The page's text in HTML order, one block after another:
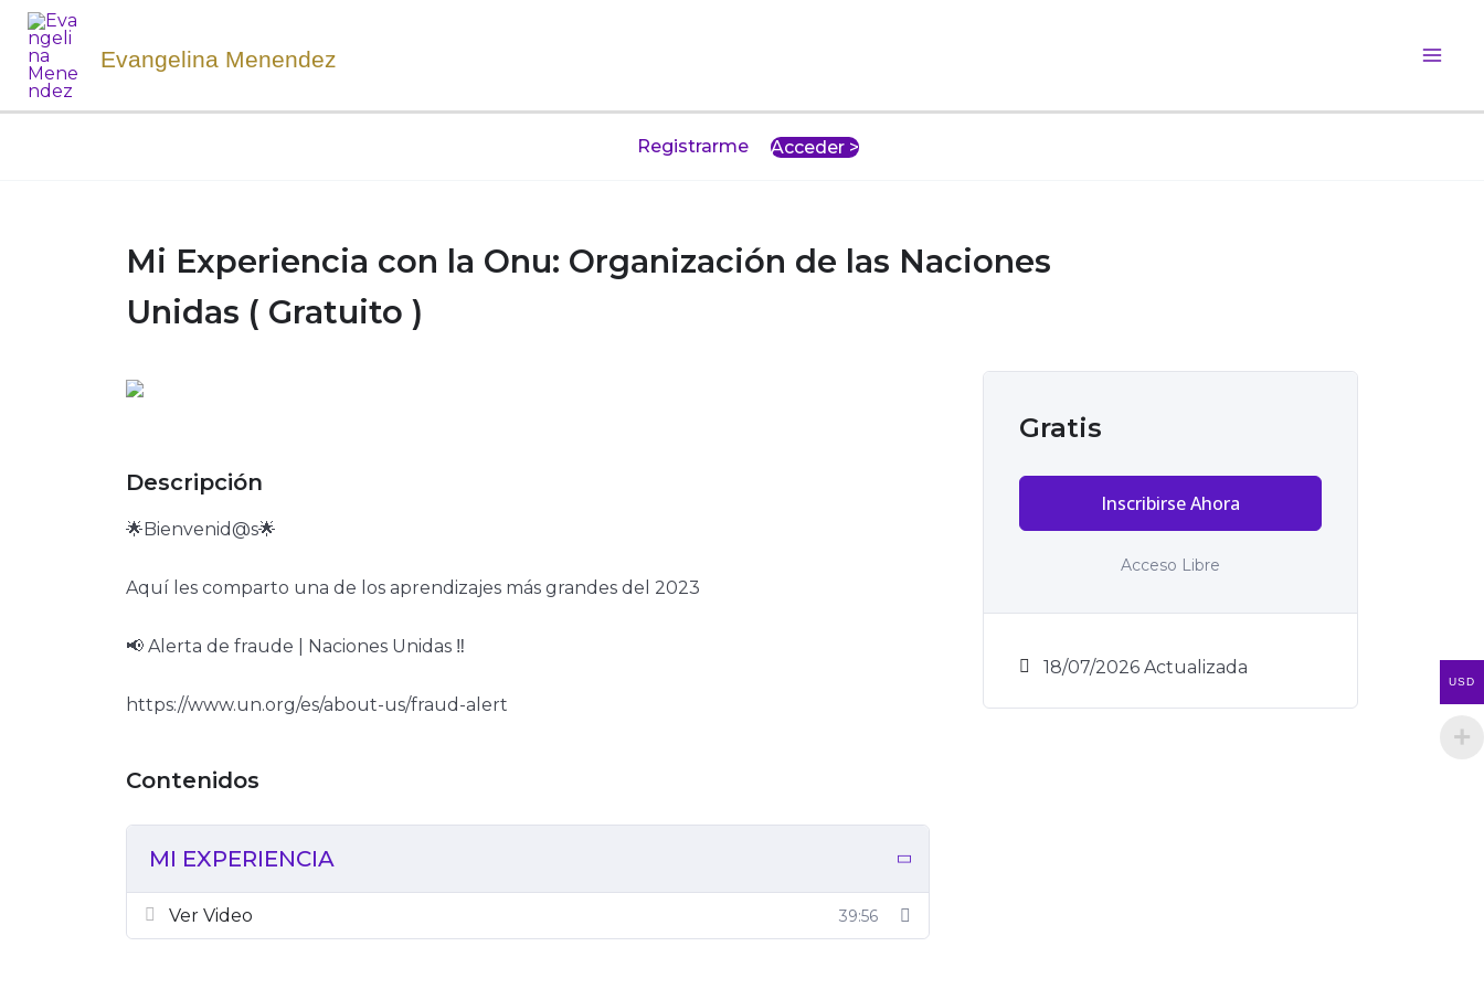
contenido
Evangelina Menendez
Registrarme Acceder >
Mi Experiencia con la Onu: Organización de las Naciones
Unidas ( Gratuito )
Descripción
🌟Bienvenid@s🌟
Aquí les comparto una de los aprendizajes más grandes del 2023
📢 Alerta de fraude | Naciones Unidas ‼️
https://www.un.org/es/about-us/fraud-alert
MI EXPERIENCIA
Ver Video 39:56
Gratis
Inscribirse Ahora
Acceso Libre
18/07/2026 Actualizada
USD